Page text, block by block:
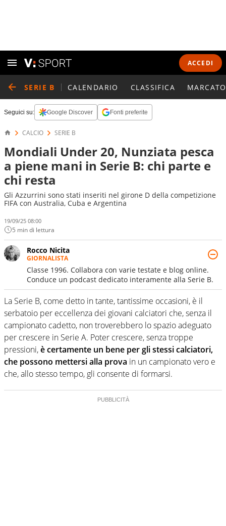
ACCEDI
SERIE B CALENDARIO CLASSIFICA
Seguici su: Google Discover Fonti preferite
CALCIO SERIE B
Mondiali Under 20, Nunziata pesca
a piene mani in Serie B: chi parte e
chi resta
Gli Azzurrini sono stati inseriti nel girone D della competizione
FIFA con Australia, Cuba e Argentina
19/09/25 08:00
5 min di lettura
Rocco Nicita
GIORNALISTA
Classe 1996. Collabora con varie testate e blog online.
Conduce un podcast dedicato interamente alla Serie B.
La Serie B, come detto in tante, tantissime occasioni, è il
serbatoio per eccellenza dei giovani calciatori che, senza il
campionato cadetto, non troverebbero lo spazio adeguato
per crescere in Serie A. Poter crescere, senza troppe
pressioni,è certamente un bene per gli stessi calciatori,
che possono mettersi alla prova in un campionato vero e
che, allo stesso tempo, gli consente di formarsi.